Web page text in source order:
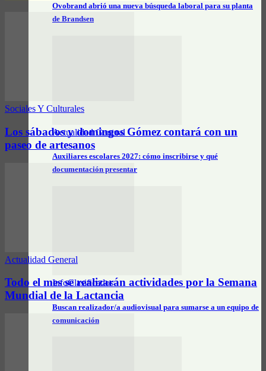
Ovobrand abrió una nueva búsqueda laboral para su planta
de Brandsen
Actualidad General
Auxiliares escolares 2027: cómo inscribirse y qué
documentación presentar
InfoClasificados
Buscan realizador/a audiovisual para sumarse a un equipo de
comunicación
Sociales Y Culturales
Los sábados y domingos Gómez contará con un
paseo de artesanos
Actualidad General
Todo el mes se realizarán actividades por la Semana
Mundial de la Lactancia